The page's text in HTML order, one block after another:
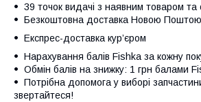
39 точок видачі з наявним товаром та
Безкоштовна доставка Новою Поштою
Експрес-доставка кур’єром
Нарахування балів Fishka за кожну
Обмін балів на знижку: 1 грн балами
Потрібна допомога у виборі
звертайтеся!